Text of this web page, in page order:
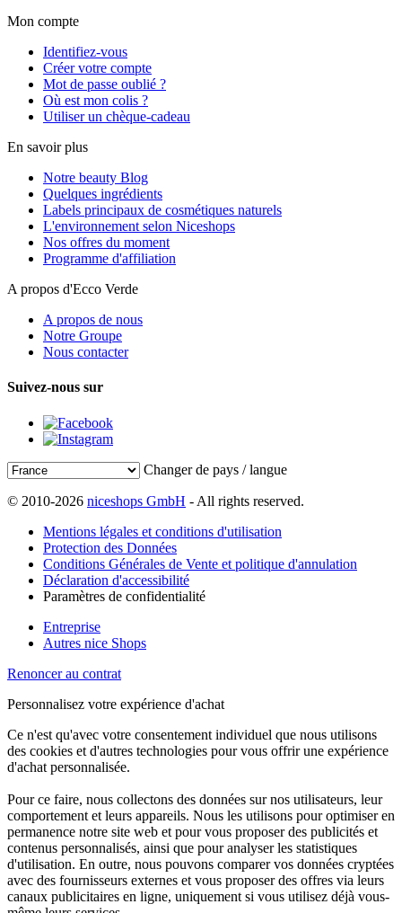
Mon compte
Identifiez-vous
Créer votre compte
Mot de passe oublié ?
Où est mon colis ?
Utiliser un chèque-cadeau
En savoir plus
Notre beauty Blog
Quelques ingrédients
Labels principaux de cosmétiques naturels
L'environnement selon Niceshops
Nos offres du moment
Programme d'affiliation
A propos d'Ecco Verde
A propos de nous
Notre Groupe
Nous contacter
Suivez-nous sur
Changer de pays / langue
© 2010-2026 niceshops GmbH - All rights reserved.
Mentions légales et conditions d'utilisation
Protection des Données
Conditions Générales de Vente et politique d'annulation
Déclaration d'accessibilité
Paramètres de confidentialité
Entreprise
Autres nice Shops
Renoncer au contrat
Personnalisez votre expérience d'achat
Ce n'est qu'avec votre consentement individuel que nous utilisons
des cookies et d'autres technologies pour vous offrir une expérience
d'achat personnalisée.
Pour ce faire, nous collectons des données sur nos utilisateurs, leur
comportement et leurs appareils. Nous les utilisons pour optimiser en
permanence notre site web et pour vous proposer des publicités et
contenus personnalisés, ainsi que pour analyser les statistiques
d'utilisation. En outre, nous pouvons comparer vos données cryptées
avec des fournisseurs externes et vous proposer des offres via leurs
canaux publicitaires en ligne, uniquement si vous utilisez déjà vous-